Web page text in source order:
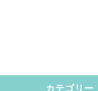
カテゴリー